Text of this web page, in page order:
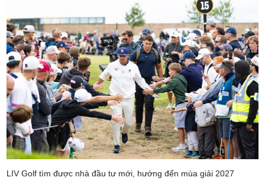
LIV Golf tìm được nhà đầu tư mới, hướng đến mùa giải 2027